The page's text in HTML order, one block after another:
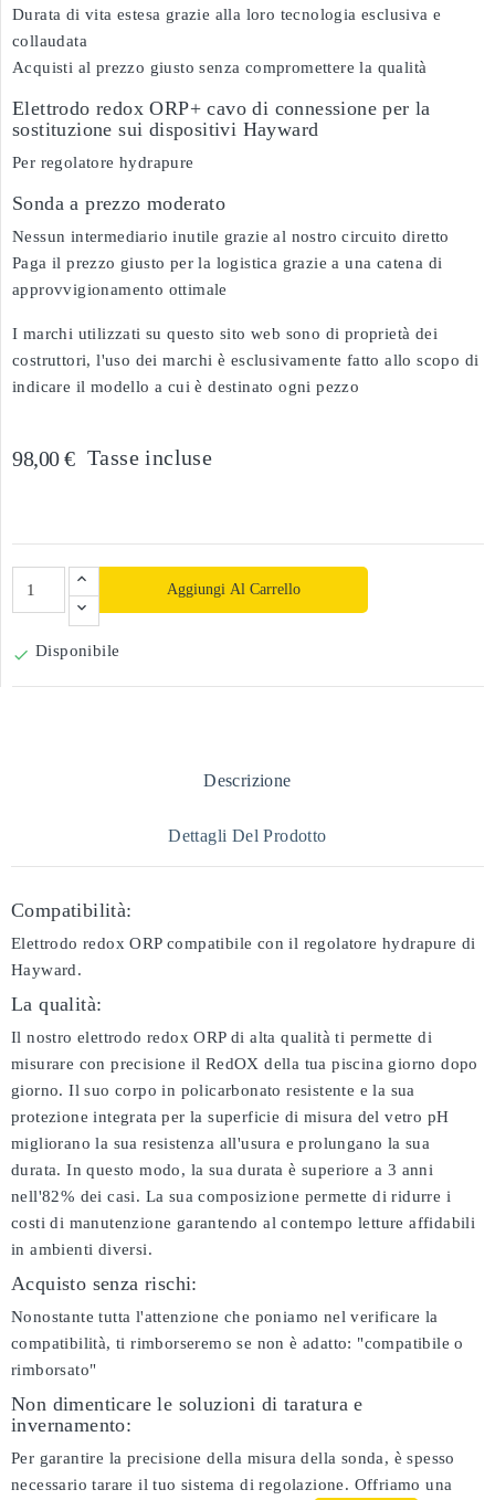
Durata di vita estesa grazie alla loro tecnologia esclusiva e
collaudata
Acquisti al prezzo giusto senza compromettere la qualità
Elettrodo redox ORP+ cavo di connessione per la
sostituzione sui dispositivi Hayward
Per regolatore hydrapure
Sonda a prezzo moderato
Nessun intermediario inutile grazie al nostro circuito diretto
Paga il prezzo giusto per la logistica grazie a una catena di
approvvigionamento ottimale
I marchi utilizzati su questo sito web sono di proprietà dei
costruttori, l'uso dei marchi è esclusivamente fatto allo scopo di
indicare il modello a cui è destinato ogni pezzo
98,00 € Tasse incluse
Aggiungi Al Carrello
 Disponibile
Descrizione
Dettagli Del Prodotto
Compatibilità:
Elettrodo redox ORP compatibile con il regolatore hydrapure di
Hayward.
La qualità:
Il nostro elettrodo redox ORP di alta qualità ti permette di
misurare con precisione il RedOX della tua piscina giorno dopo
giorno. Il suo corpo in policarbonato resistente e la sua
protezione integrata per la superficie di misura del vetro pH
migliorano la sua resistenza all'usura e prolungano la sua
durata. In questo modo, la sua durata è superiore a 3 anni
nell'82% dei casi. La sua composizione permette di ridurre i
costi di manutenzione garantendo al contempo letture affidabili
in ambienti diversi.
Acquisto senza rischi:
Nonostante tutta l'attenzione che poniamo nel verificare la
compatibilità, ti rimborseremo se non è adatto: "compatibile o
rimborsato"
Non dimenticare le soluzioni di taratura e
invernamento:
Per garantire la precisione della misura della sonda, è spesso
necessario tarare il tuo sistema di regolazione. Offriamo una